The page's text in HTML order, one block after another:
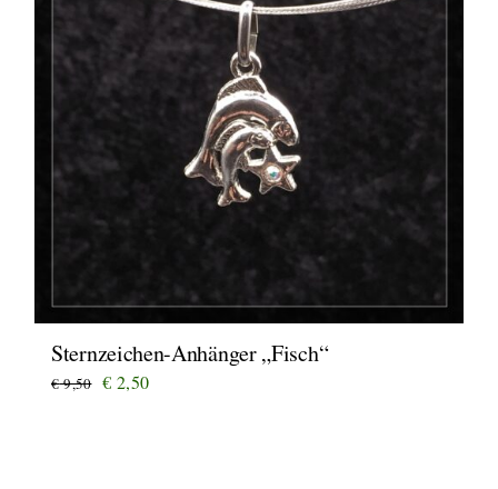
Sternzeichen-Anhänger „Fisch“
€9,50 Ursprünglicher
€2,50Aktueller